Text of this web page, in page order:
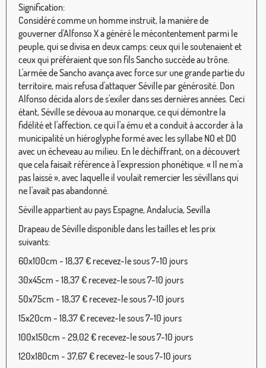
Signification:
Considéré comme un homme instruit, la manière de
gouverner d'Alfonso X a généré le mécontentement parmi le
peuple, qui se divisa en deux camps: ceux qui le soutenaient et
ceux qui préféraient que son fils Sancho succède au trône.
L'armée de Sancho avança avec force sur une grande partie du
territoire, mais refusa d'attaquer Séville par générosité. Don
Alfonso décida alors de s'exiler dans ses dernières années. Ceci
étant, Séville se dévoua au monarque, ce qui démontre la
fidélité et l'affection, ce qui l'a ému et a conduit à accorder à la
municipalité un hiéroglyphe formé avec les syllabe NO et DO
avec un écheveau au milieu. En le déchiffrant, on a découvert
que cela faisait référence à l'expression phonétique. « Il ne m'a
pas laissé », avec laquelle il voulait remercier les sévillans qui
ne l'avait pas abandonné.
Séville appartient au pays Espagne, Andalucía, Sevilla
Drapeau de Séville disponible dans les tailles et les prix
suivants:
60x100cm - 18,37 € recevez-le sous 7-10 jours
30x45cm - 18,37 € recevez-le sous 7-10 jours
50x75cm - 18,37 € recevez-le sous 7-10 jours
15x20cm - 18,37 € recevez-le sous 7-10 jours
100x150cm - 29,02 € recevez-le sous 7-10 jours
120x180cm - 37,67 € recevez-le sous 7-10 jours